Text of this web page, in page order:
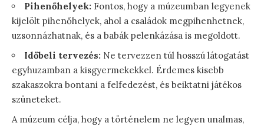
Pihenőhelyek: Fontos, hogy a múzeumban legyenek
kijelölt pihenőhelyek, ahol a családok megpihenhetnek,
uzsonnázhatnak, és a babák pelenkázása is megoldott.
Időbeli tervezés: Ne tervezzen túl hosszú látogatást
egyhuzamban a kisgyermekekkel. Érdemes kisebb
szakaszokra bontani a felfedezést, és beiktatni játékos
szüneteket.
A múzeum célja, hogy a történelem ne legyen unalmas,